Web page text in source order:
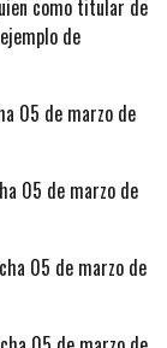
como titular de
de
05 de marzo de
05 de marzo de
05 de marzo de